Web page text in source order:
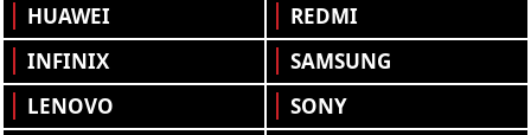
HUAWEI
INFINIX
LENOVO
REDMI
SAMSUNG
SONY